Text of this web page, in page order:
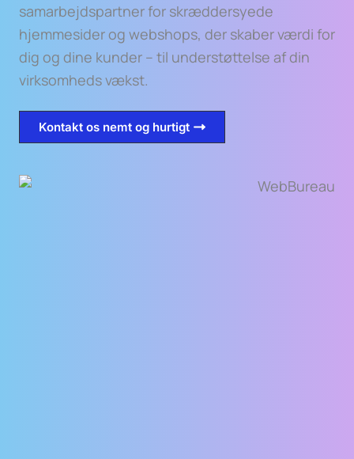
samarbejdspartner for skræddersyede
hjemmesider og webshops, der skaber værdi for
dig og dine kunder – til understøttelse af din
virksomheds vækst.
Kontakt os nemt og hurtigt